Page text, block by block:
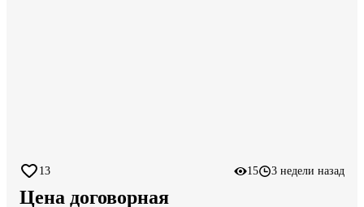
13 15 3 недели назад
Цена договорная